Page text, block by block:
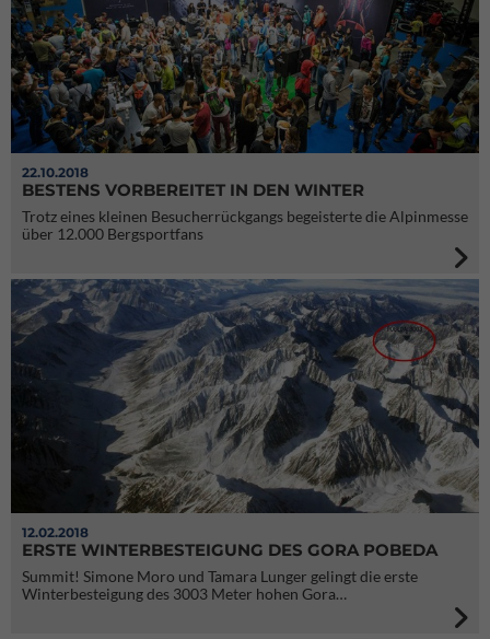
22.10.2018
BESTENS VORBEREITET IN DEN WINTER
Trotz eines kleinen Besucherrückgangs begeisterte die Alpinmesse
über 12.000 Bergsportfans
12.02.2018
ERSTE WINTERBESTEIGUNG DES GORA POBEDA
Summit! Simone Moro und Tamara Lunger gelingt die erste
Winterbesteigung des 3003 Meter hohen Gora…